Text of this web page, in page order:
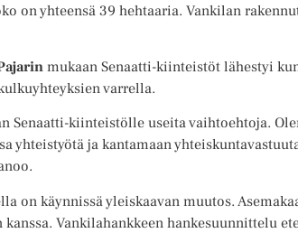
on yhteensä 39 hehtaaria. Vankilan
mukaan Senaatti-kiinteistöt lähestyi
varrella.
Senaatti-kiinteistölle useita vaihtoehtoja.
yhteistyötä ja kantamaan
on käynnissä yleiskaavan muutos.
Vankilahankkeen hankesuunnittelu